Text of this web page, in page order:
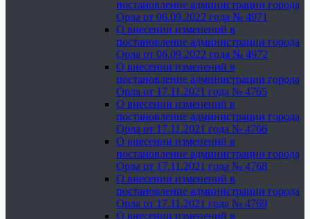
постановление администрации города
Орла от 06.09.2022 года № 4971
О внесении изменений в
постановление администрации города
Орла от 06.09.2022 года № 4972
О внесении изменений в
постановление администрации города
Орла от 17.11.2021 года № 4765
О внесении изменений в
постановление администрации города
Орла от 17.11.2021 года № 4766
О внесении изменений в
постановление администрации города
Орла от 17.11.2021 года № 4768
О внесении изменений в
постановление администрации города
Орла от 17.11.2021 года № 4769
О внесении изменений в